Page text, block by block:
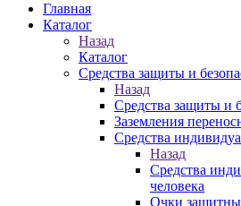
Главная
Каталог
Назад
Каталог
Средства защиты и
Назад
Средства защиты и
Заземления
Средства
Назад
Средства
человека
Очки